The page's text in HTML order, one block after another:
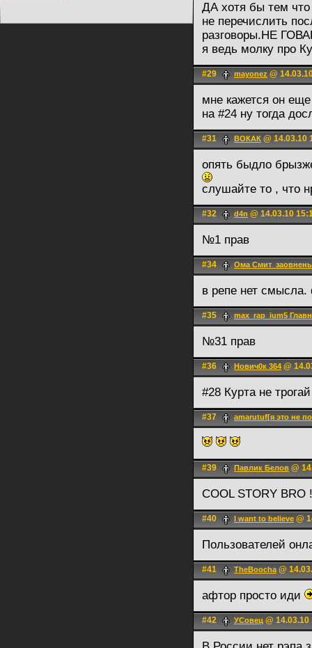
ДА хотя бы тем
не перечислить
разговоры.НЕ
я ведь молку про
#29 mayonez @
мне кажется он
на #24 ну тогда
#31 ВОКАК @ 14.03.10
опять быдло
слушайте то , что
#32 d4n @ 14.03.10
№1 прав
#34 Ома
в репе нет
#35 max_rap_ium5
№31 прав
#36 Нович0к 364 @
#28 Курта не
#37 amarutuf[я это не
#39 Павлик Белов @
COOL STORY BRO
#40 I want to believe @
Пользователей
#41 TheBoocha@
афтор просто иди
#42 УСовец @ 14.03.10